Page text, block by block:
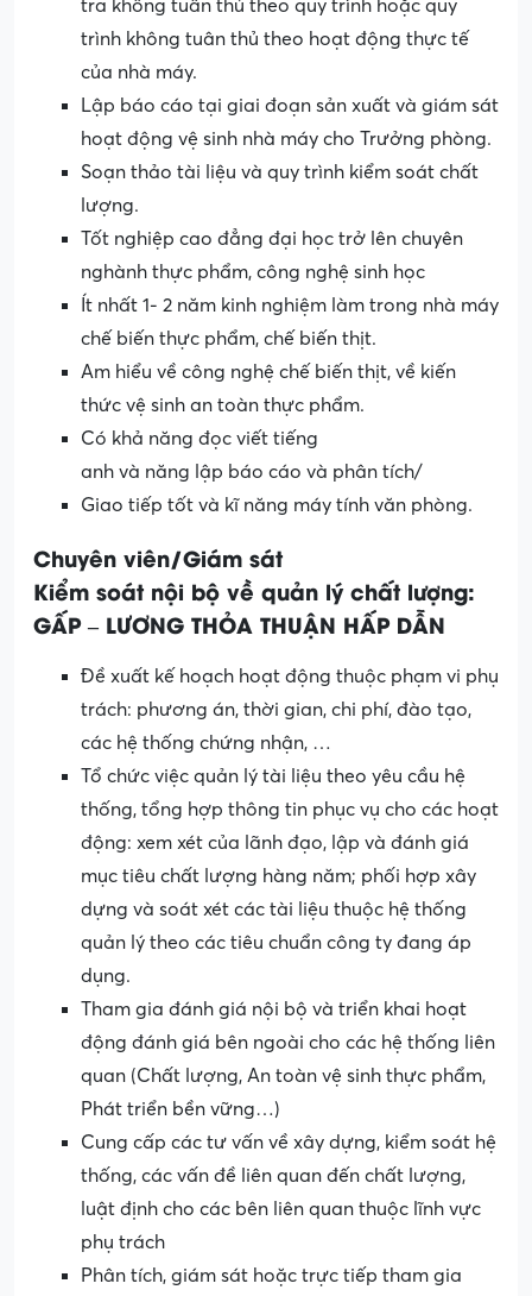
tra không tuân thủ theo quy trình hoặc quy
trình không tuân thủ theo hoạt động thực tế
của nhà máy.
Lập báo cáo tại giai đoạn sản xuất và giám sát
hoạt động vệ sinh nhà máy cho Trưởng phòng.
Soạn thảo tài liệu và quy trình kiểm soát chất
lượng.
Tốt nghiệp cao đẳng đại học trở lên chuyên
nghành thực phẩm, công nghệ sinh học
Ít nhất 1- 2 năm kinh nghiệm làm trong nhà máy
chế biến thực phẩm, chế biến thịt.
Am hiểu về công nghệ chế biến thịt, về kiến
thức vệ sinh an toàn thực phẩm.
Có khả năng đọc viết tiếng
anh và năng lập báo cáo và phân tích/
Giao tiếp tốt và kĩ năng máy tính văn phòng.
Chuyên viên/Giám sát
Kiểm soát nội bộ về quản lý chất lượng:
GẤP – LƯƠNG THỎA THUẬN HẤP DẪN
Đề xuất kế hoạch hoạt động thuộc phạm vi phụ
trách: phương án, thời gian, chi phí, đào tạo,
các hệ thống chứng nhận, …
Tổ chức việc quản lý tài liệu theo yêu cầu hệ
thống, tổng hợp thông tin phục vụ cho các hoạt
động: xem xét của lãnh đạo, lập và đánh giá
mục tiêu chất lượng hàng năm; phối hợp xây
dựng và soát xét các tài liệu thuộc hệ thống
quản lý theo các tiêu chuẩn công ty đang áp
dụng.
Tham gia đánh giá nội bộ và triển khai hoạt
động đánh giá bên ngoài cho các hệ thống liên
quan (Chất lượng, An toàn vệ sinh thực phẩm,
Phát triển bền vững…)
Cung cấp các tư vấn về xây dựng, kiểm soát hệ
thống, các vấn đề liên quan đến chất lượng,
luật định cho các bên liên quan thuộc lĩnh vực
phụ trách
Phân tích, giám sát hoặc trực tiếp tham gia